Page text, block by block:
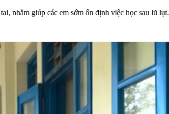
nhằm giúp các em sớm ổn định việc học sau lũ lụt.